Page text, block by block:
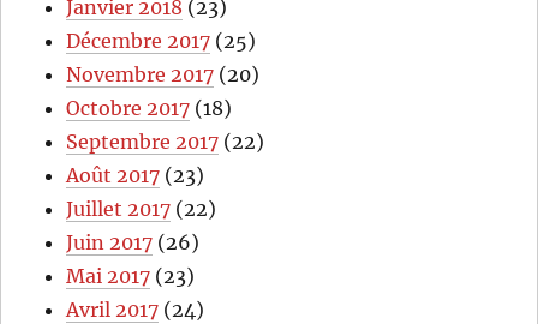
Janvier 2018 (23)
Décembre 2017 (25)
Novembre 2017 (20)
Octobre 2017 (18)
Septembre 2017 (22)
Août 2017 (23)
Juillet 2017 (22)
Juin 2017 (26)
Mai 2017 (23)
Avril 2017 (24)